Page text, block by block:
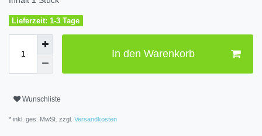
Lieferzeit: 1-3 Tage
In den Warenkorb
Wunschliste
* inkl. ges. MwSt. zzgl. Versandkosten